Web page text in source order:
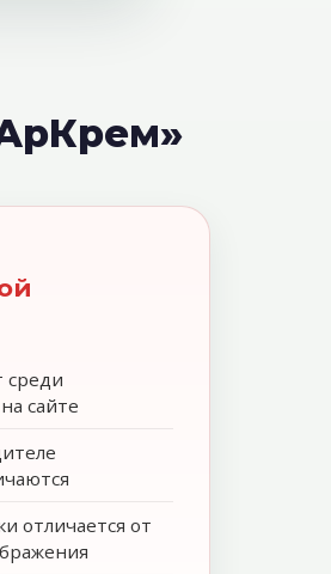
среди
сайте
отличается от